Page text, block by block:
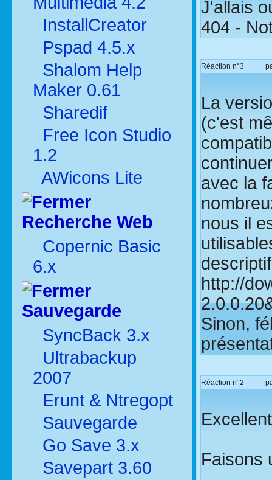
InstallCreator
Pspad 4.5.x
Shalom Help
Maker 0.61
Sharedif
Free Icon Studio
1.2
AWicons Lite
Recherche Web
Copernic Basic
6.x
Sauvegarde
SyncBack 3.x
Ultrabackup
2007
Erunt & Ntregopt
Sauvegarde
Go Save 3.x
Savepart 3.60
J'allais
404 -
Réaction n°3
La
(c'est
avec la
nous il
http://
Sinon,
Réaction n°2
Faisons